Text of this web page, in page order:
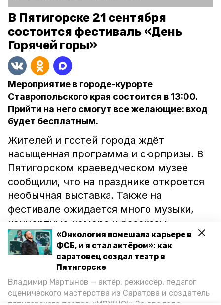
«Онкология помешала карьере в
ФСБ, и я стал актёром»: как
саратовец создал театр в
Пятигорске
Владимир Мартынов — актёр, режиссёр, педагог
сценического мастерства из Саратова и создатель
В Пятигорске 21 сентября
состоится фестиваль «День
Горячей горы»
Мероприятие в городе-курорте
Ставропольского края состоится в 13:00.
Прийти на него смогут все желающие: вход
будет бесплатным.
Жителей и гостей города ждёт
насыщенная программа и сюрпризы. В
Пятигорском краеведческом музее
сообщили, что на празднике откроется
необычная выставка. Также на
фестивале ожидается много музыки,
концертные номера и рассказы.
В этот раз праздник отмечают в честь
Дня края, а также 120-летия скульптуры
Орла и 45-летия Китайской беседки.